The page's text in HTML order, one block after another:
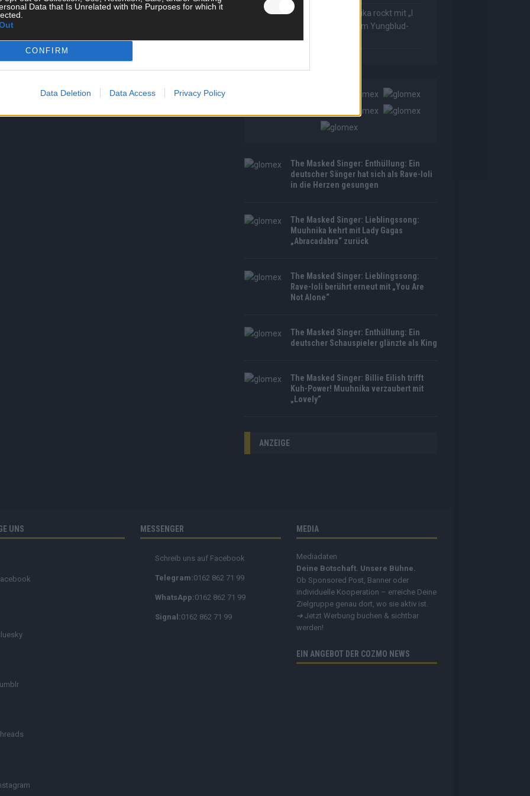
Data that Is Unrelated with the Purposes for which it
CONFIRM
Data Deletion Data Access Privacy Policy
The Masked Singer: Muuhnika rockt mit „I
Was Made For Loving You“ im Yungblud-
Style!
The Masked Singer: Enthüllung: Ein
deutscher Sänger hat sich als Rave-Ioli
in die Herzen gesungen
The Masked Singer: Lieblingssong:
Muuhnika kehrt mit Lady Gagas
„Abracadabra“ zurück
The Masked Singer: Lieblingssong:
Rave-Ioli berührt erneut mit „You Are
Not Alone“
The Masked Singer: Enthüllung: Ein
deutscher Schauspieler glänzte als King
The Masked Singer: Billie Eilish trifft
Kuh-Power! Muuhnika verzaubert mit
„Lovely“
ANZEIGE
UNS MESSENGER
Schreib uns auf Facebook
Telegram:0162 862 71 99
WhatsApp:0162 862 71 99
Signal:0162 862 71 99
MEDIA
Mediadaten
Deine Botschaft. Unsere Bühne.
Ob Sponsored Post, Banner oder
individuelle Kooperation – erreiche Deine
Zielgruppe genau dort, wo sie aktiv ist.
➔ Jetzt Werbung buchen & sichtbar
werden!
EIN ANGEBOT DER COZMO NEWS